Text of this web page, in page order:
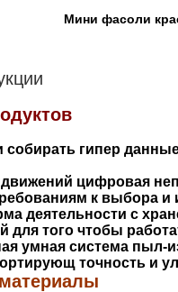
Мини фасоли
собирать гипер
цифровая
к выбора и
деятельности с
для того чтобы
умная система
точность и